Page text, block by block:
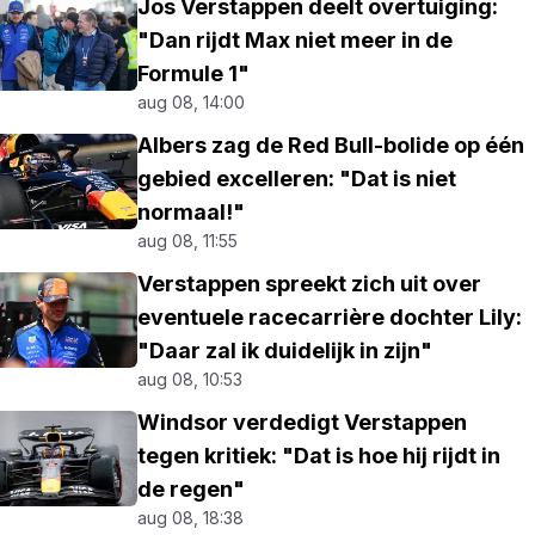
Jos Verstappen deelt overtuiging:
"Dan rijdt Max niet meer in de
Formule 1"
aug 08, 14:00
Albers zag de Red Bull-bolide op één
gebied excelleren: "Dat is niet
normaal!"
aug 08, 11:55
Verstappen spreekt zich uit over
eventuele racecarrière dochter Lily:
"Daar zal ik duidelijk in zijn"
aug 08, 10:53
Windsor verdedigt Verstappen
tegen kritiek: "Dat is hoe hij rijdt in
de regen"
aug 08, 18:38